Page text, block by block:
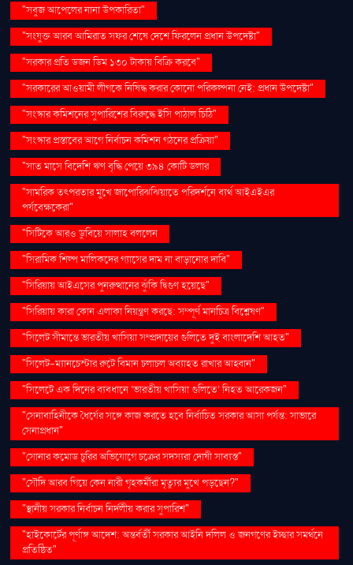
"সবুজ আপেলের নানা উপকারিতা"
"সংযুক্ত আরব আমিরাত সফর শেষে দেশে ফিরলেন প্রধান উপদেষ্টা"
"সরকার প্রতি ডজন ডিম ১৩০ টাকায় বিক্রি করবে"
"সরকারের আওয়ামী লীগকে নিষিদ্ধ করার কোনো পরিকল্পনা নেই: প্রধান উপদেষ্টা"
"সংস্কার কমিশনের সুপারিশের বিরুদ্ধে ইসি পাঠাল চিঠি"
"সংস্কার প্রস্তাবের আগে নির্বাচন কমিশন গঠনের প্রক্রিয়া"
"সাত মাসে বিদেশি ঋণ বৃদ্ধি পেয়ে ৩৯৪ কোটি ডলার
"সামরিক তৎপরতার মুখে জাপোরিঝঝিয়াতে পরিদর্শনে ব্যর্থ আইএইএর
পর্যবেক্ষকেরা"
"সিটিকে আরও ডুবিয়ে সালাহ বললেন
"সিরামিক শিল্প মালিকদের গ্যাসের দাম না বাড়ানোর দাবি"
"সিরিয়ায় আইএসের পুনরুত্থানের ঝুঁকি দ্বিগুণ হয়েছে"
"সিরিয়ায় কারা কোন এলাকা নিয়ন্ত্রণ করছে: সম্পূর্ণ মানচিত্র বিশ্লেষণ"
"সিলেট সীমান্তে ভারতীয় খাসিয়া সম্প্রদায়ের গুলিতে দুই বাংলাদেশি আহত"
"সিলেট-ম্যানচেস্টার রুটে বিমান চলাচল অব্যাহত রাখার আহ্বান"
"সিলেটে এক দিনের ব্যবধানে ‘ভারতীয় খাসিয়া গু‌লিতে’ নিহত আরেকজন"
"সেনাবাহিনীকে ধৈর্যের সঙ্গে কাজ করতে হবে নির্বাচিত সরকার আসা পর্যন্ত: সাভারে
সেনাপ্রধান"
"সোনার কমোড চুরির অভিযোগে চক্রের সদস্যরা দোষী সাব্যস্ত"
"সৌদি আরব গিয়ে কেন নারী গৃহকর্মীরা মৃত্যুর মুখে পড়ছেন?"
"স্থানীয় সরকার নির্বাচন নির্দলীয় করার সুপারিশ"
"হাইকোর্টের পূর্ণাঙ্গ আদেশ: অন্তর্বর্তী সরকার আইনি দলিল ও জনগণের ইচ্ছার সমর্থনে
প্রতিষ্ঠিত"